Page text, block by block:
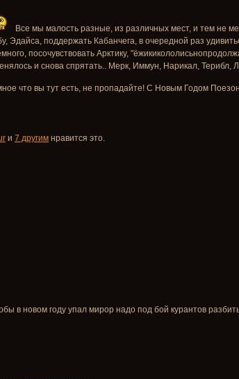
Все мы малость разные, из различных мест, и тем не
Эдайса, поддержать Кабанчега, в очередной раз
посочувствовать Арктику,
и снова спрятать.. Мерк, Иммун, Нарикал, Терибл,
что вы тут есть, не пропадайте! С Новым Годом
и 7 другим нравится это.
в новом году упал мирор надо под бой курантов